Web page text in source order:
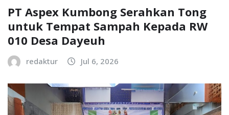
PT Aspex Kumbong Serahkan Tong
untuk Tempat Sampah Kepada RW
010 Desa Dayeuh
redaktur Jul 6, 2026